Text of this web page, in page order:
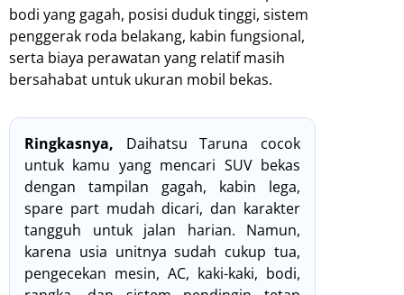
bodi yang gagah, posisi duduk tinggi, sistem
penggerak roda belakang, kabin fungsional,
serta biaya perawatan yang relatif masih
bersahabat untuk ukuran mobil bekas.
Ringkasnya, Daihatsu Taruna cocok
untuk kamu yang mencari SUV bekas
dengan tampilan gagah, kabin lega,
spare part mudah dicari, dan karakter
tangguh untuk jalan harian. Namun,
karena usia unitnya sudah cukup tua,
pengecekan mesin, AC, kaki-kaki, bodi,